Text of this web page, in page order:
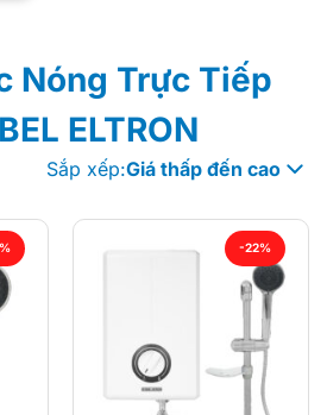
Nóng Trực Tiếp
ELTRON
Sắp xếp:Giá thấp đến cao
-22%